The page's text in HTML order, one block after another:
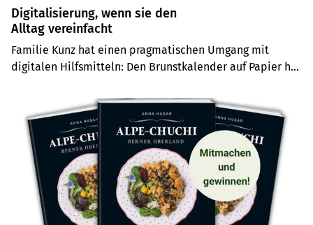
Digitalisierung, wenn sie den
Alltag vereinfacht
Familie Kunz hat einen pragmatischen Umgang mit
digitalen Hilfsmitteln: Den Brunstkalender auf Papier hat
nutzt für die Suisse-Bilanz eine digitale Unterstützung.
Doch ohne Papier geht es in Ersigen (noch) nicht.